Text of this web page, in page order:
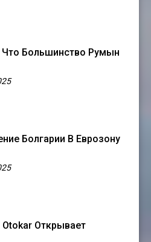
Большинство Румын
Болгарии В Еврозону
Открывает